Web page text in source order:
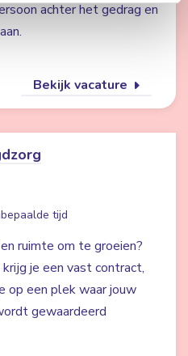
achter het gedrag en
Bekijk vacature
tijd
ruimte om te groeien?
je een vast contract,
op een plek waar jouw
gewaardeerd